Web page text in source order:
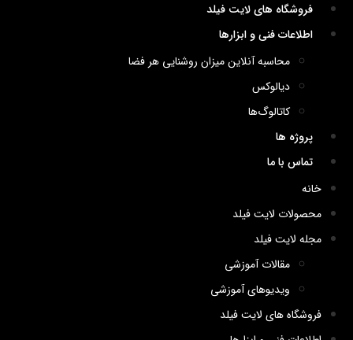
فروشگاه های لایت فیلد
اطلاعات فنی و ابزارها
محاسبه آنلاین میزان روشنایی هر فضا
دیالوکس
کاتالوگ‌ها
پروژه ها
تماس با ما
خانه
محصولات لایت فیلد
مجله لایت فیلد
مقالات آموزشی
ویدیوهای آموزشی
فروشگاه های لایت فیلد